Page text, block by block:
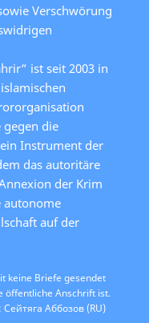
Verschwörung
ist seit 2003 in
gegen die
Instrument der
das autoritäre
der Krim
autonome
auf der
keine Briefe gesendet
öffentliche Anschrift ist.
Аббозов (RU)